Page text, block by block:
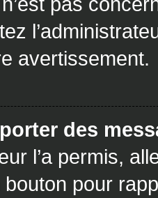
avertissement.
des
l’a permis,
pour